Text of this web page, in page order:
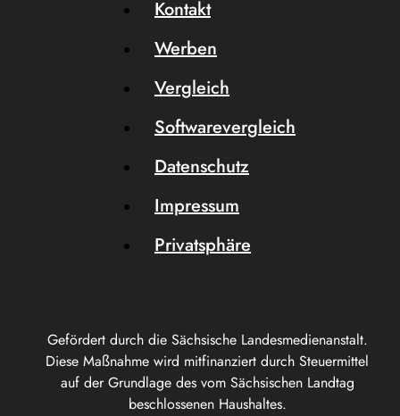
Gefördert durch die Sächsische Landesmedienanstalt.
Diese Maßnahme wird mitfinanziert durch Steuermittel
auf der Grundlage des vom Sächsischen Landtag
beschlossenen Haushaltes.
Kontakt
Werben
Vergleich
Softwarevergleich
Datenschutz
Impressum
Privatsphäre